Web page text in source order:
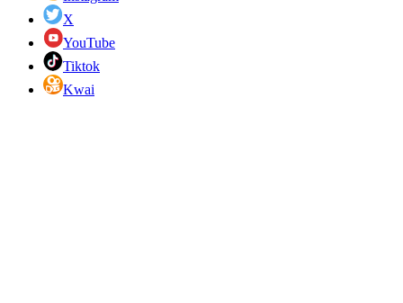
X
YouTube
Tiktok
Kwai